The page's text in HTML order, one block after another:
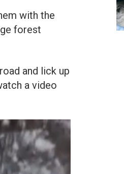
with the
forest
and lick up
a video